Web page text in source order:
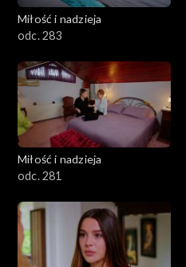
Miłość i nadzieja
odc. 283
Miłość i nadzieja
odc. 281